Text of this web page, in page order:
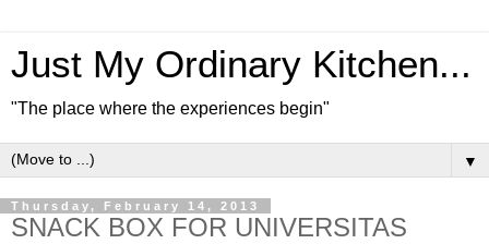
Just My Ordinary Kitchen...
"The place where the experiences begin"
▼
Thursday, February 14, 2013
SNACK BOX FOR UNIVERSITAS